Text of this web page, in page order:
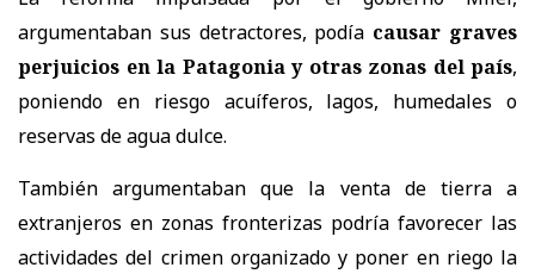
argumentaban sus detractores, podía causar graves
perjuicios en la Patagonia y otras zonas del país,
poniendo en riesgo acuíferos, lagos, humedales o
reservas de agua dulce.
También argumentaban que la venta de tierra a
extranjeros en zonas fronterizas podría favorecer las
actividades del crimen organizado y poner en riego la